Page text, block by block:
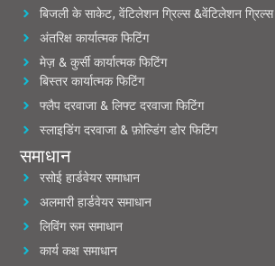
बिजली के साकेट, वेंटिलेशन ग्रिल्स &वेंटिलेशन ग्रिल्स
अंतरिक्ष कार्यात्मक फिटिंग
मेज़ & कुर्सी कार्यात्मक फिटिंग
बिस्तर कार्यात्मक फिटिंग
फ्लैप दरवाजा & लिफ्ट दरवाजा फिटिंग
स्लाइडिंग दरवाजा & फ़ोल्डिंग डोर फिटिंग
समाधान
रसोई हार्डवेयर समाधान
अलमारी हार्डवेयर समाधान
लिविंग रूम समाधान
कार्य कक्ष समाधान